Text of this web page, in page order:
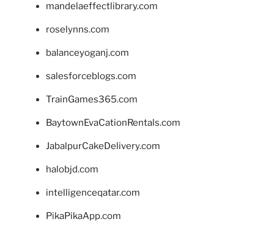
mandelaeffectlibrary.com
roselynns.com
balanceyoganj.com
salesforceblogs.com
TrainGames365.com
BaytownEvaCationRentals.com
JabalpurCakeDelivery.com
halobjd.com
intelligenceqatar.com
PikaPikaApp.com